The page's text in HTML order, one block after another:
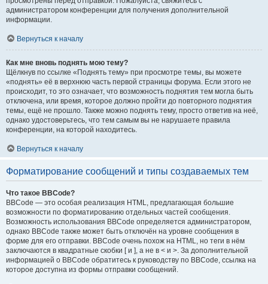
администратором конференции для получения дополнительной
информации.
Вернуться к началу
Как мне вновь поднять мою тему?
Щёлкнув по ссылке «Поднять тему» при просмотре темы, вы можете
«поднять» её в верхнюю часть первой страницы форума. Если этого не
происходит, то это означает, что возможность поднятия тем могла быть
отключена, или время, которое должно пройти до повторного поднятия
темы, ещё не прошло. Также можно поднять тему, просто ответив на неё,
однако удостоверьтесь, что тем самым вы не нарушаете правила
конференции, на которой находитесь.
Вернуться к началу
Форматирование сообщений и типы создаваемых тем
Что такое BBCode?
BBCode — это особая реализация HTML, предлагающая большие
возможности по форматированию отдельных частей сообщения.
Возможность использования BBCode определяется администратором,
однако BBCode также может быть отключён на уровне сообщения в
форме для его отправки. BBCode очень похож на HTML, но теги в нём
заключаются в квадратные скобки [ и ], а не в < и >. За дополнительной
информацией о BBCode обратитесь к руководству по BBCode, ссылка на
которое доступна из формы отправки сообщений.